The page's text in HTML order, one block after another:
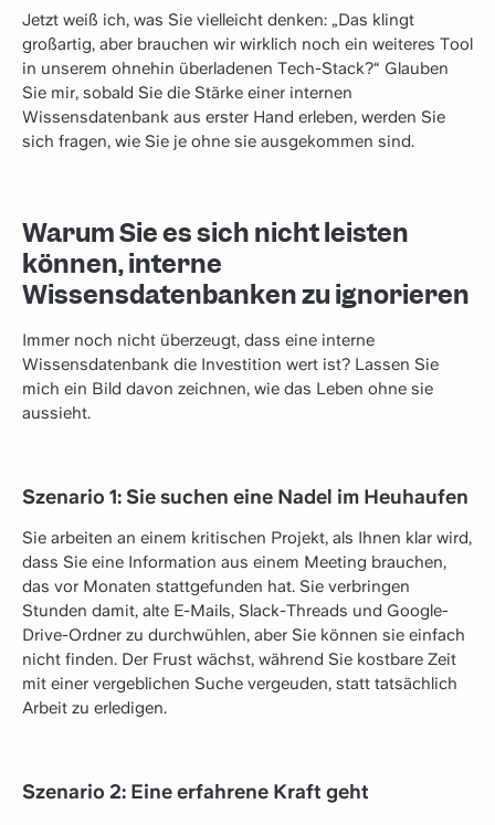
Jetzt weiß ich, was Sie vielleicht denken: „Das klingt
großartig, aber brauchen wir wirklich noch ein weiteres Tool
in unserem ohnehin überladenen Tech-Stack?“ Glauben
Sie mir, sobald Sie die Stärke einer internen
Wissensdatenbank aus erster Hand erleben, werden Sie
sich fragen, wie Sie je ohne sie ausgekommen sind.
Warum Sie es sich nicht leisten
können, interne
Wissensdatenbanken zu ignorieren
Immer noch nicht überzeugt, dass eine interne
Wissensdatenbank die Investition wert ist? Lassen Sie
mich ein Bild davon zeichnen, wie das Leben ohne sie
aussieht.
Szenario 1: Sie suchen eine Nadel im Heuhaufen
Sie arbeiten an einem kritischen Projekt, als Ihnen klar wird,
dass Sie eine Information aus einem Meeting brauchen,
das vor Monaten stattgefunden hat. Sie verbringen
Stunden damit, alte E-Mails, Slack-Threads und Google-
Drive-Ordner zu durchwühlen, aber Sie können sie einfach
nicht finden. Der Frust wächst, während Sie kostbare Zeit
mit einer vergeblichen Suche vergeuden, statt tatsächlich
Arbeit zu erledigen.
Szenario 2: Eine erfahrene Kraft geht